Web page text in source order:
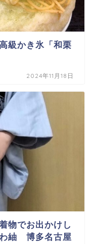
級かき氷「和栗
2024年11月18日
物でお出かけし
紬 博多名古屋